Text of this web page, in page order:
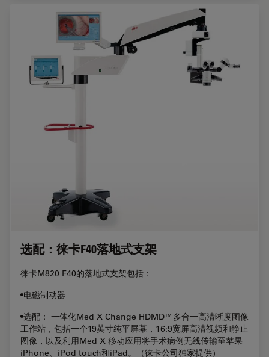
选配：徕卡F40落地式支架
徕卡M820 F40的落地式支架包括：
•电磁制动器
•选配： 一体化Med X Change HDMD™多合一高清晰度图像
工作站，包括一个19英寸纯平屏幕，16:9宽屏高清视频和静止
图像，以及利用Med X 移动应用将手术病例无线传输至苹果
iPhone、iPod touch和iPad。（徕卡公司独家提供）